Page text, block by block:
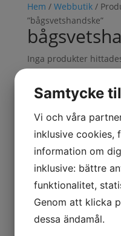
Hem / Webbutik/
”bågsvetshandske”
Inga produkter
TILLSATS
VERKSTAD
ARBETSKLÄDER
BORR, BITS & GÄNG
VERKTYG
KAPNING & SLIPNING
PACKNING &
ROTERANDE FILAR
Smörjning & Rostlösning
Samtycke
Vi och våra
inklusive cookies,
information om
inklusive: bättre
funktionalitet,
Genom att klicka
dessa ändamål.